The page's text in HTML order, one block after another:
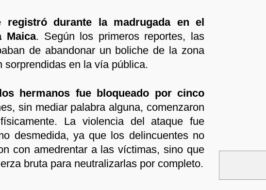
registró durante la madrugada en el
Maica. Según los primeros reportes, las
de abandonar un boliche de la zona
sorprendidas en la vía pública.
hermanos fue bloqueado por cinco
sin mediar palabra alguna, comenzaron
La violencia del ataque fue
desmedida, ya que los delincuentes no
con amedrentar a las víctimas, sino que
bruta para neutralizarlas por completo.